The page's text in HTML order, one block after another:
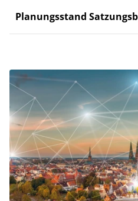
Planungsstand